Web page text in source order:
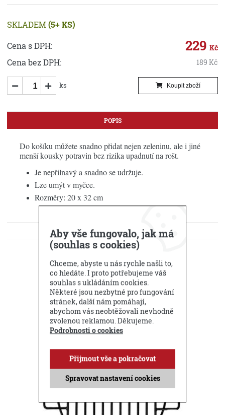
SKLADEM(5+ KS)
Cena s DPH:
229 Kč
Cena bez DPH: 189 Kč
ks Koupit zboží
POPIS
Do košíku můžete snadno přidat nejen zeleninu, ale i jiné
menší kousky potravin bez rizika upadnutí na rošt.
Je nepřilnavý a snadno se udržuje.
Lze umýt v myčce.
Rozměry: 20 x 32 cm
KE STAŽENÍ
DOTAZ PRODEJCI
Příbuzné produkty
Aby vše fungovalo, jak má
(souhlas s cookies)
Chceme, abyste u nás rychle našli to,
co hledáte. I proto potřebujeme váš
souhlas s ukládáním cookies.
Některé jsou nezbytné pro fungování
stránek, další nám pomáhají,
abychom vás neobtěžovali nevhodně
zvolenou reklamou. Děkujeme.
Podrobnosti o cookies
Spravovat nastavení cookies
Přijmout vše a pokračovat